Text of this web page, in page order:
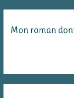
sujet
des
Mon roman